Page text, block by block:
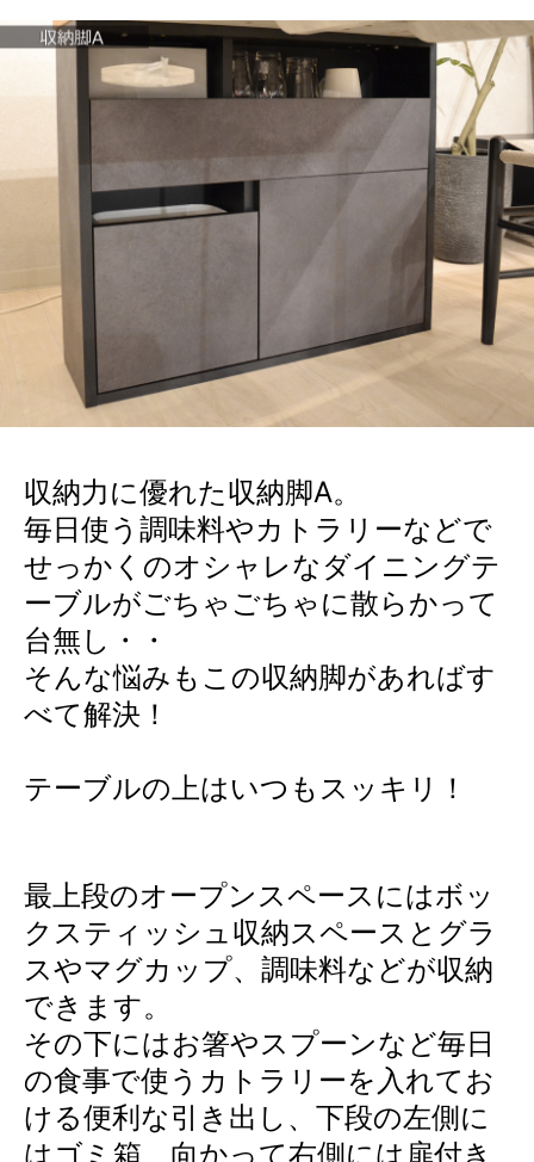
収納力に優れた収納脚A。
毎日使う調味料やカトラリーなどで
せっかくのオシャレなダイニングテ
ーブルがごちゃごちゃに散らかって
台無し・・
そんな悩みもこの収納脚があればす
べて解決！
テーブルの上はいつもスッキリ！
最上段のオープンスペースにはボッ
クスティッシュ収納スペースとグラ
スやマグカップ、調味料などが収納
できます。
その下にはお箸やスプーンなど毎日
の食事で使うカトラリーを入れてお
ける便利な引き出し、下段の左側に
はゴミ箱、向かって右側には扉付き